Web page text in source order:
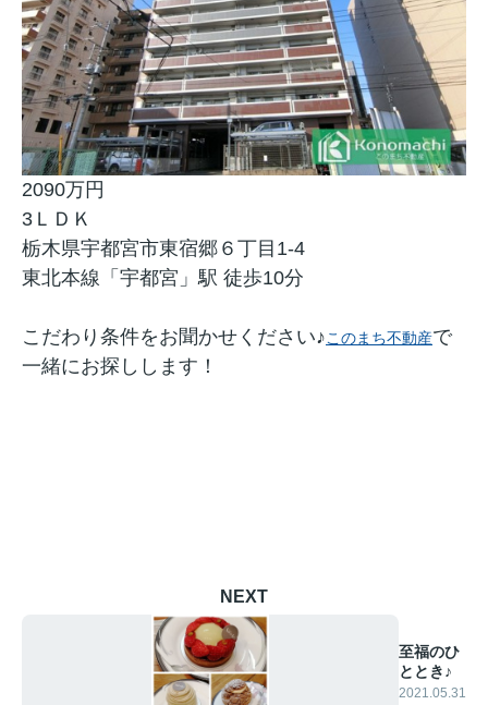
2090万円
3ＬＤＫ
栃木県宇都宮市東宿郷６丁目1-4
東北本線「宇都宮」駅 徒歩10分
こだわり条件をお聞かせください♪このまち不動産で
一緒にお探しします！
NEXT
至福のひ
ととき♪
2021.05.31